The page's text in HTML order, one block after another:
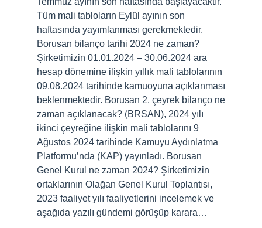
Tüm mali tabloların Eylül ayının son
haftasında yayımlanması gerekmektedir.
Borusan bilanço tarihi 2024 ne zaman?
Şirketimizin 01.01.2024 – 30.06.2024 ara
hesap dönemine ilişkin yıllık mali tablolarının
09.08.2024 tarihinde kamuoyuna açıklanması
beklenmektedir. Borusan 2. çeyrek bilanço ne
zaman açıklanacak? (BRSAN), 2024 yılı
ikinci çeyreğine ilişkin mali tablolarını 9
Ağustos 2024 tarihinde Kamuyu Aydınlatma
Platformu’nda (KAP) yayınladı. Borusan
Genel Kurul ne zaman 2024? Şirketimizin
ortaklarının Olağan Genel Kurul Toplantısı,
2023 faaliyet yılı faaliyetlerini incelemek ve
aşağıda yazılı gündemi görüşüp karara…